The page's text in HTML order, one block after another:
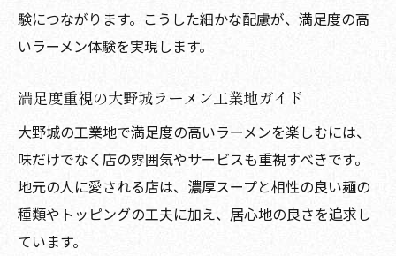
験につながります。こうした細かな配慮が、満足度の高
いラーメン体験を実現します。
満足度重視の大野城ラーメン工業地ガイド
大野城の工業地で満足度の高いラーメンを楽しむには、
味だけでなく店の雰囲気やサービスも重視すべきです。
地元の人に愛される店は、濃厚スープと相性の良い麺の
種類やトッピングの工夫に加え、居心地の良さを追求し
ています。